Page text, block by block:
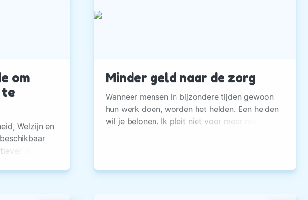
om
te
Welzijn en
aan te
Minder geld naar de zorg
Wanneer mensen in bijzondere tijden gewoon
hun werk doen, worden het helden. Een helden
wil je belonen. Ik pleit niet voor meer maar